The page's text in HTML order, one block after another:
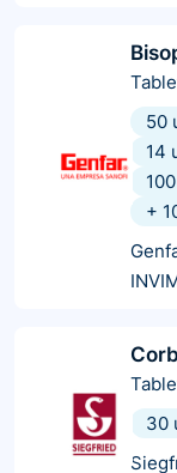
50
14
+
30